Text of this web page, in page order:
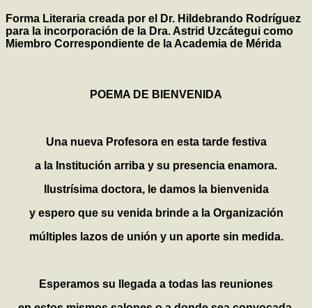
Forma Literaria creada por el Dr. Hildebrando Rodríguez
para la incorporación de la Dra. Astrid Uzcátegui como
Miembro Correspondiente de la Academia de Mérida
POEMA DE BIENVENIDA
Una nueva Profesora en esta tarde festiva
a la Institución arriba y su presencia enamora.
Ilustrísima doctora, le damos la bienvenida
y espero que su venida brinde a la Organización
múltiples lazos de unión y un aporte sin medida.
Esperamos su llegada a todas las reuniones